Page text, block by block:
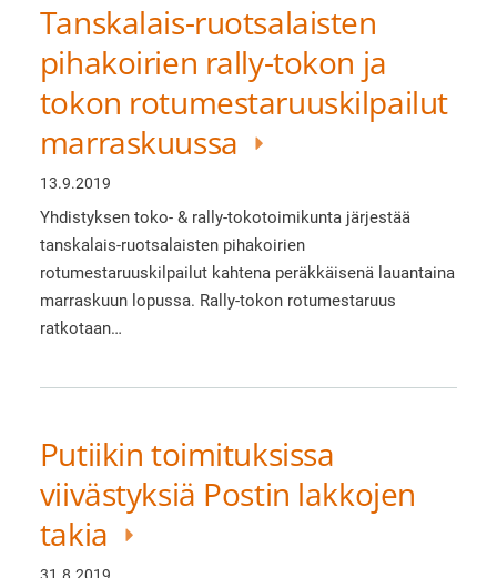
Tanskalais-ruotsalaisten
pihakoirien rally-tokon ja
tokon rotumestaruuskilpailut
marraskuussa
13.9.2019
Yhdistyksen toko- & rally-tokotoimikunta järjestää
tanskalais-ruotsalaisten pihakoirien
rotumestaruuskilpailut kahtena peräkkäisenä lauantaina
marraskuun lopussa. Rally-tokon rotumestaruus
ratkotaan…
Putiikin toimituksissa
viivästyksiä Postin lakkojen
takia